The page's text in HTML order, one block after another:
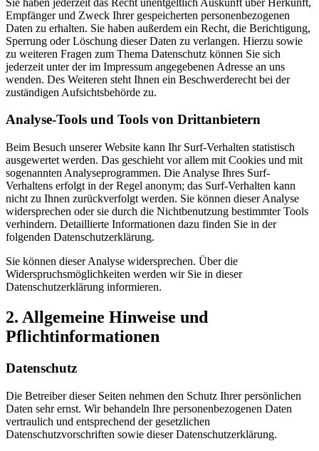
Empfänger und Zweck Ihrer gespeicherten personenbezogenen
Daten zu erhalten. Sie haben außerdem ein Recht, die Berichtigung,
Sperrung oder Löschung dieser Daten zu verlangen. Hierzu sowie
zu weiteren Fragen zum Thema Datenschutz können Sie sich
jederzeit unter der im Impressum angegebenen Adresse an uns
wenden. Des Weiteren steht Ihnen ein Beschwerderecht bei der
zuständigen Aufsichtsbehörde zu.
Analyse-Tools und Tools von Drittanbietern
Beim Besuch unserer Website kann Ihr Surf-Verhalten statistisch
ausgewertet werden. Das geschieht vor allem mit Cookies und mit
sogenannten Analyseprogrammen. Die Analyse Ihres Surf-
Verhaltens erfolgt in der Regel anonym; das Surf-Verhalten kann
nicht zu Ihnen zurückverfolgt werden. Sie können dieser Analyse
widersprechen oder sie durch die Nichtbenutzung bestimmter Tools
verhindern. Detaillierte Informationen dazu finden Sie in der
folgenden Datenschutzerklärung.
Sie können dieser Analyse widersprechen. Über die
Widerspruchsmöglichkeiten werden wir Sie in dieser
Datenschutzerklärung informieren.
2. Allgemeine Hinweise und
Pflichtinformationen
Datenschutz
Die Betreiber dieser Seiten nehmen den Schutz Ihrer persönlichen
Daten sehr ernst. Wir behandeln Ihre personenbezogenen Daten
vertraulich und entsprechend der gesetzlichen
Datenschutzvorschriften sowie dieser Datenschutzerklärung.